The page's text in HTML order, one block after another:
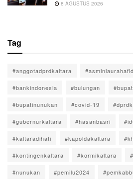
8 AGUSTUS 2026
Tag
#anggotadprdkaltara #asminlaurahafid
#bankindonesia #bulungan
#bupatinunukan #covid-19
#gubernurkaltara #hasanbasri
#kaltaradihati #kapoldakaltara
#kontingenkaltara #kormikaltara
#nunukan #pemilu2024